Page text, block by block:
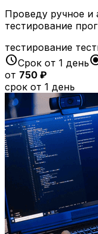
Проведу ручное и
тестирование
тестирование
scheduleСрок от 1 день
от 750 ₽
срок от 1 день